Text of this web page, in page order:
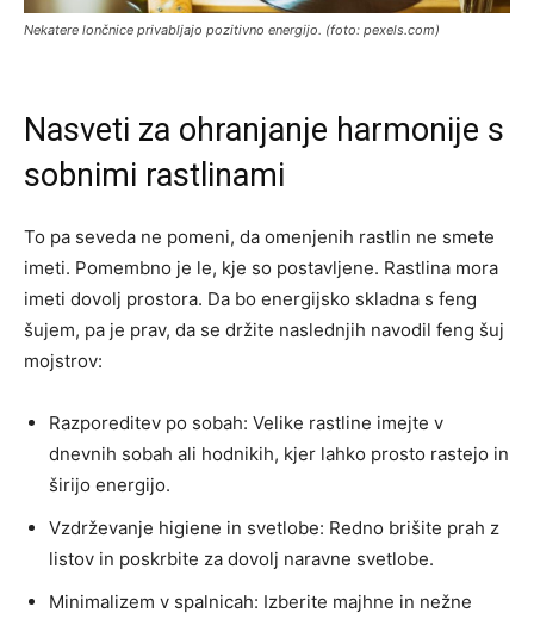
Nekatere lončnice privabljajo pozitivno energijo. (foto: pexels.com)
Nasveti za ohranjanje harmonije s
sobnimi rastlinami
To pa seveda ne pomeni, da omenjenih rastlin ne smete
imeti. Pomembno je le, kje so postavljene. Rastlina mora
imeti dovolj prostora. Da bo energijsko skladna s feng
šujem, pa je prav, da se držite naslednjih navodil feng šuj
mojstrov:
Razporeditev po sobah: Velike rastline imejte v
dnevnih sobah ali hodnikih, kjer lahko prosto rastejo in
širijo energijo.
Vzdrževanje higiene in svetlobe: Redno brišite prah z
listov in poskrbite za dovolj naravne svetlobe.
Minimalizem v spalnicah: Izberite majhne in nežne